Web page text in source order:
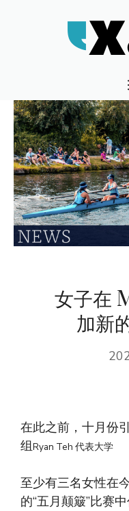
女子在
加新
在此之前，十月份
组Ryan Teh 代表大学
至少有三名女性在
的“五月颠簸”比赛